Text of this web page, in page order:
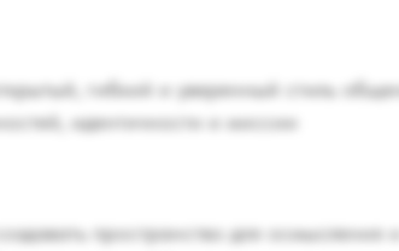
гибкий и уверенный стиль
идентичности и миссии
пространство для осмысления